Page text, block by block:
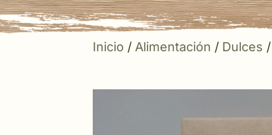
Inicio / Alimentación / Dulces